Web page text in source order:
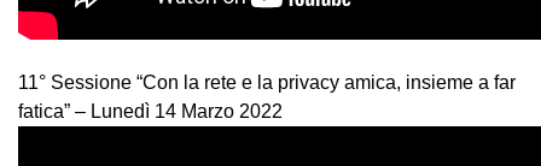
11° Sessione “Con la rete e la privacy amica, insieme a far
fatica” – Lunedì 14 Marzo 2022